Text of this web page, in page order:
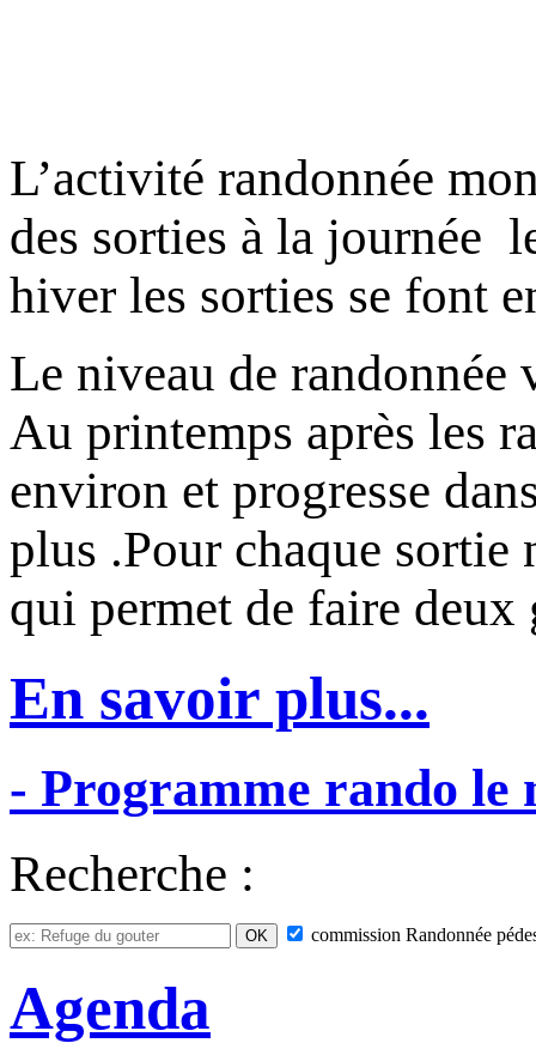
L’activité randonnée
des sorties à la journée
hiver les sorties se font
Le niveau de randonnée
Au printemps après les
environ et progresse
plus .Pour chaque sortie
qui permet de faire
En savoir plus...
- Programme rando le
Recherche :
commission Randonnée
Agenda